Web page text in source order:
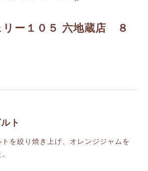
リー１０５ 六地蔵店 ８
ト
を絞り焼き上げ、オレンジジャムを